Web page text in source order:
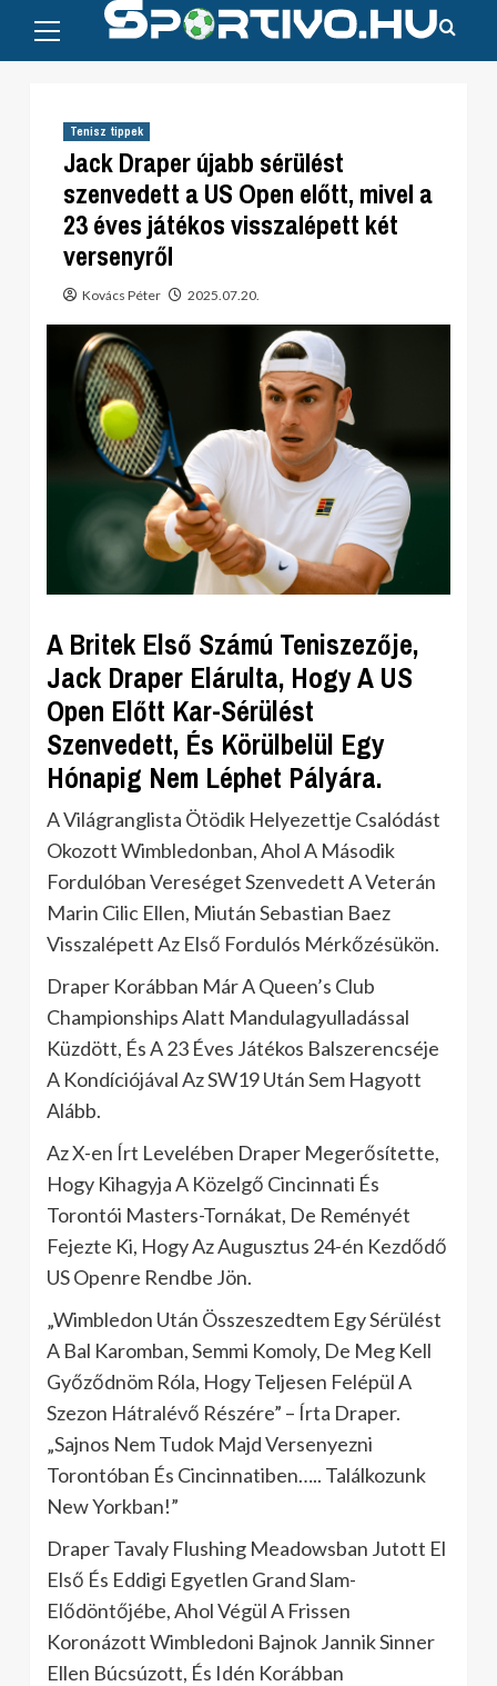
content
Menu
Tenisz tippek
Jack Draper újabb sérülést
szenvedett a US Open előtt, mivel a
23 éves játékos visszalépett két
versenyről
Kovács Péter 2025.07.20.
A Britek Első Számú Teniszezője,
Jack Draper Elárulta, Hogy A US
Open Előtt Kar-Sérülést
Szenvedett, És Körülbelül Egy
Hónapig Nem Léphet Pályára.
A Világranglista Ötödik Helyezettje Csalódást
Okozott Wimbledonban, Ahol A Második
Fordulóban Vereséget Szenvedett A Veterán
Marin Cilic Ellen, Miután Sebastian Baez
Visszalépett Az Első Fordulós Mérkőzésükön.
Draper Korábban Már A Queen’s Club
Championships Alatt Mandulagyulladással
Küzdött, És A 23 Éves Játékos Balszerencséje
A Kondíciójával Az SW19 Után Sem Hagyott
Alább.
Az X-en Írt Levelében Draper Megerősítette,
Hogy Kihagyja A Közelgő Cincinnati És
Torontói Masters-Tornákat, De Reményét
Fejezte Ki, Hogy Az Augusztus 24-én Kezdődő
US Openre Rendbe Jön.
„Wimbledon Után Összeszedtem Egy Sérülést
A Bal Karomban, Semmi Komoly, De Meg Kell
Győződnöm Róla, Hogy Teljesen Felépül A
Szezon Hátralévő Részére” – Írta Draper.
„Sajnos Nem Tudok Majd Versenyezni
Torontóban És Cincinnatiben….. Találkozunk
New Yorkban!”
Draper Tavaly Flushing Meadowsban Jutott El
Első És Eddigi Egyetlen Grand Slam-
Elődöntőjébe, Ahol Végül A Frissen
Koronázott Wimbledoni Bajnok Jannik Sinner
Ellen Búcsúzott, És Idén Korábban